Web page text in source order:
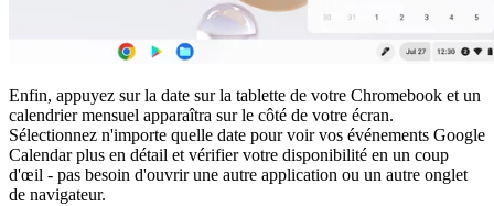
Enfin, appuyez sur la date sur la tablette de votre Chromebook et un
calendrier mensuel apparaîtra sur le côté de votre écran.
Sélectionnez n'importe quelle date pour voir vos événements Google
Calendar plus en détail et vérifier votre disponibilité en un coup
d'œil - pas besoin d'ouvrir une autre application ou un autre onglet
de navigateur.